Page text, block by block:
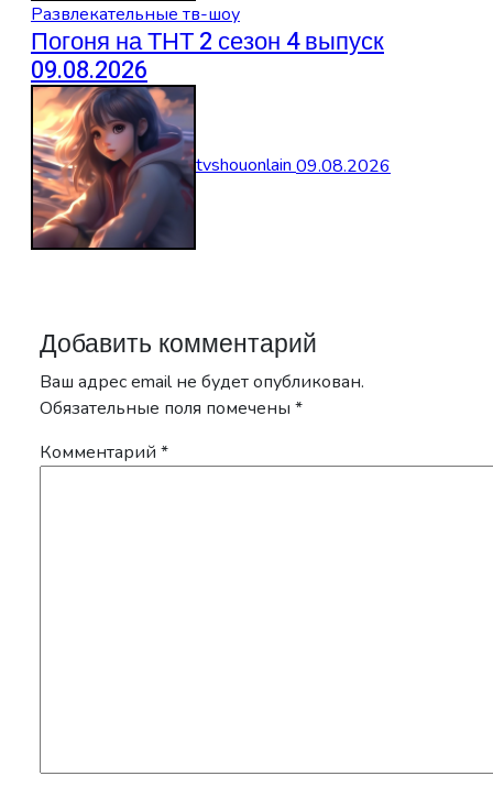
Развлекательные тв-шоу
Погоня на ТНТ 2 сезон 4 выпуск
09.08.2026
tvshouonlain09.08.2026
Добавить комментарий
Ваш адрес email не будет опубликован.
Обязательные поля помечены *
Комментарий *